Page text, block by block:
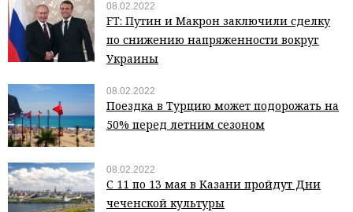
08.02.2022
FT: Путин и Макрон заключили сделку
по снижению напряженности вокруг
Украины
08.02.2022
Поездка в Турцию может подорожать на
50% перед летним сезоном
08.02.2022
С 11 по 13 мая в Казани пройдут Дни
чеченской культуры